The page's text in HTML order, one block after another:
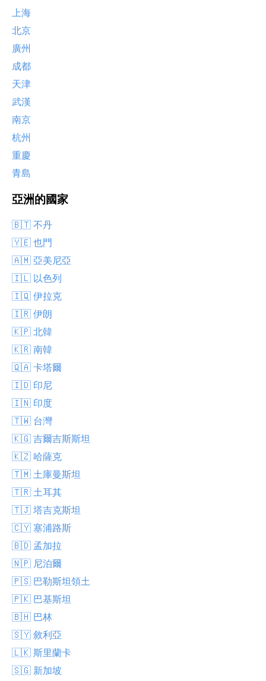
上海
北京
廣州
成都
天津
武漢
南京
杭州
重慶
青島
亞洲的國家
🇧🇹 不丹
🇾🇪 也門
🇦🇲 亞美尼亞
🇮🇱 以色列
🇮🇶 伊拉克
🇮🇷 伊朗
🇰🇵 北韓
🇰🇷 南韓
🇶🇦 卡塔爾
🇮🇩 印尼
🇮🇳 印度
🇹🇼 台灣
🇰🇬 吉爾吉斯斯坦
🇰🇿 哈薩克
🇹🇲 土庫曼斯坦
🇹🇷 土耳其
🇹🇯 塔吉克斯坦
🇨🇾 塞浦路斯
🇧🇩 孟加拉
🇳🇵 尼泊爾
🇵🇸 巴勒斯坦領土
🇵🇰 巴基斯坦
🇧🇭 巴林
🇸🇾 敘利亞
🇱🇰 斯里蘭卡
🇸🇬 新加坡